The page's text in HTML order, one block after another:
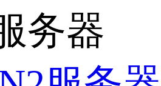
务器